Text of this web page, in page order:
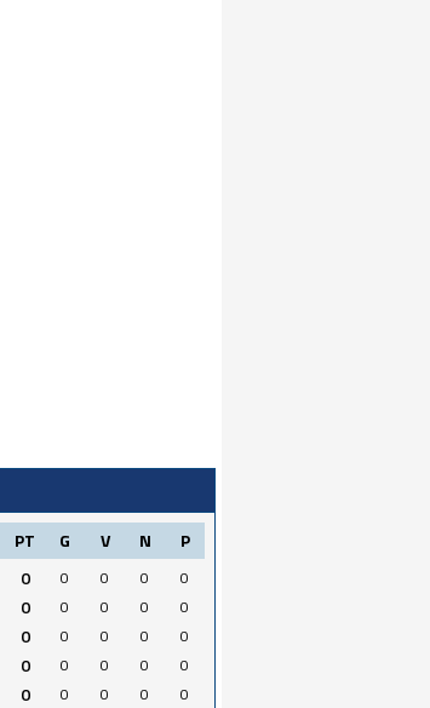
PT G V N P
0 0 0 0
0
0 0 0 0
0
0 0 0 0
0
0 0 0 0
0
0 0 0 0
0